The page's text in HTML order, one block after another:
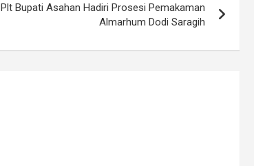
Plt Bupati Asahan Hadiri Prosesi Pemakaman
Almarhum Dodi Saragih